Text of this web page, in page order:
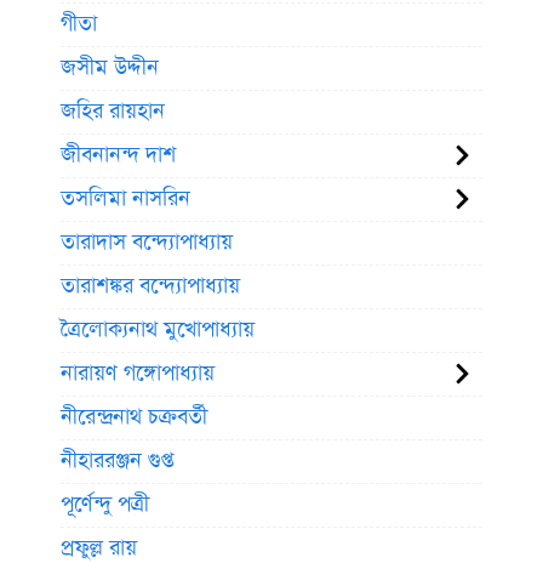
গীতা
জসীম উদ্দীন
জহির রায়হান
জীবনানন্দ দাশ
তসলিমা নাসরিন
তারাদাস বন্দ্যোপাধ্যায়
তারাশঙ্কর বন্দ্যোপাধ্যায়
ত্রৈলোক্যনাথ মুখোপাধ্যায়
নারায়ণ গঙ্গোপাধ্যায়
নীরেন্দ্রনাথ চক্রবর্তী
নীহাররঞ্জন গুপ্ত
পূর্ণেন্দু পত্রী
প্রফুল্ল রায়